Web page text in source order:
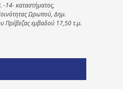
-14- καταστήματος,
Ωρωπού, Δημ.
Πρέβεζας εμβαδού 17,50 τ.μ.